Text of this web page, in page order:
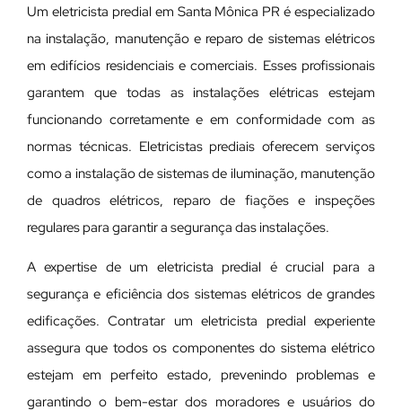
Um eletricista predial em Santa Mônica PR é especializado
na instalação, manutenção e reparo de sistemas elétricos
em edifícios residenciais e comerciais. Esses profissionais
garantem que todas as instalações elétricas estejam
funcionando corretamente e em conformidade com as
normas técnicas. Eletricistas prediais oferecem serviços
como a instalação de sistemas de iluminação, manutenção
de quadros elétricos, reparo de fiações e inspeções
regulares para garantir a segurança das instalações.
A expertise de um eletricista predial é crucial para a
segurança e eficiência dos sistemas elétricos de grandes
edificações. Contratar um eletricista predial experiente
assegura que todos os componentes do sistema elétrico
estejam em perfeito estado, prevenindo problemas e
garantindo o bem-estar dos moradores e usuários do